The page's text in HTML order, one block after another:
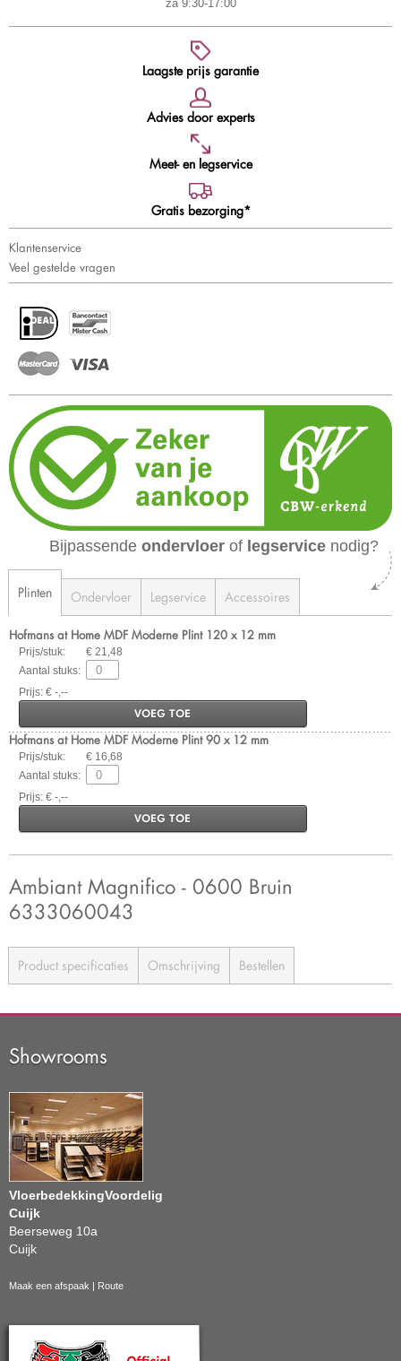
za 9:30-17:00
Laagste prijs garantie
Advies door experts
Meet- en legservice
Gratis bezorging*
Klantenservice
Veel gestelde vragen
Bijpassende ondervloer of legservice nodig?
Plinten Ondervloer Legservice Accessoires
Hofmans at Home MDF Moderne Plint 120 x 12 mm
Prijs/stuk:
€ 21,48
Aantal stuks:
Prijs: € -,--
VOEG TOE
Hofmans at Home MDF Moderne Plint 90 x 12 mm
Prijs/stuk:
€ 16,68
Aantal stuks:
Prijs: € -,--
VOEG TOE
Ambiant Magnifico - 0600 Bruin
6333060043
Product specificaties Omschrijving Bestellen
Showrooms
VloerbedekkingVoordelig
Cuijk
Beerseweg 10a
Cuijk
Maak een afspaak Route